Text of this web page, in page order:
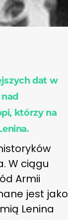
dat w
którzy na
W ciągu
Armii
jest jako
Lenina